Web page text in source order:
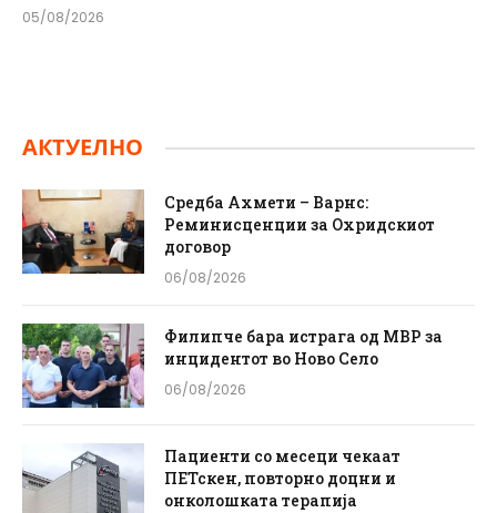
05/08/2026
АКТУЕЛНО
Средба Ахмети – Варнс:
Реминисценции за Охридскиот
договор
06/08/2026
Филипче бара истрага од МВР за
инцидентот во Ново Село
06/08/2026
Пациенти со месеци чекаат
ПЕТскен, повторно доцни и
онколошката терапија